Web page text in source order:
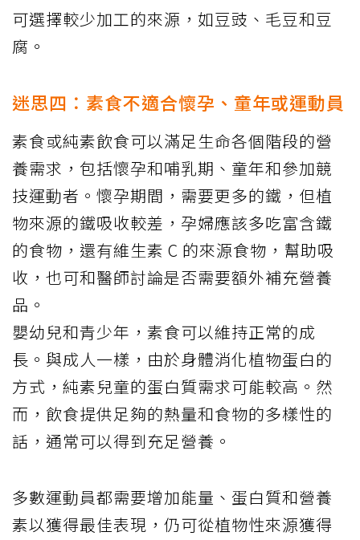
可選擇較少加工的來源，如豆豉、毛豆和豆
腐。
迷思四：素食不適合懷孕、童年或運動員
素食或純素飲食可以滿足生命各個階段的營
養需求，包括懷孕和哺乳期、童年和參加競
技運動者。懷孕期間，需要更多的鐵，但植
物來源的鐵吸收較差，孕婦應該多吃富含鐵
的食物，還有維生素 C 的來源食物，幫助吸
收，也可和醫師討論是否需要額外補充營養
品。
嬰幼兒和青少年，素食可以維持正常的成
長。與成人一樣，由於身體消化植物蛋白的
方式，純素兒童的蛋白質需求可能較高。然
而，飲食提供足夠的熱量和食物的多樣性的
話，通常可以得到充足營養。
多數運動員都需要增加能量、蛋白質和營養
素以獲得最佳表現，仍可從植物性來源獲得